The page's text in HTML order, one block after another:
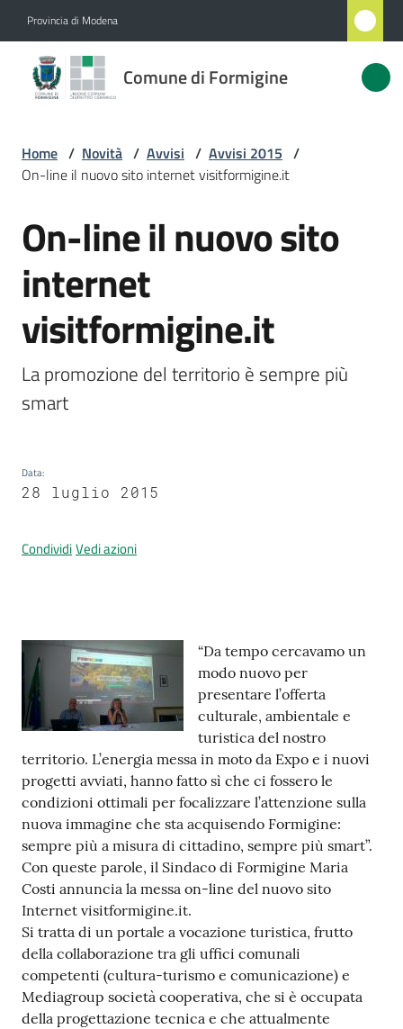
Provincia di Modena
Comune di Formigine
Comune
di
Novità
Servizi
Vivere
Formigine
Prenotazione
appuntamenti
A
t
a
M
e
e
o
Tutti
gli
argomenti...
Seguici
su
Home / Novità / Avvisi / Avvisi 2015 /
On-line il nuovo sito internet visitformigine.it
Salta al contenuto
On-line il nuovo sito
internet
visitformigine.it
La promozione del territorio è sempre più
smart
Data:
28 luglio 2015
CondividiVedi azioni
Contenuto
“Da tempo cercavamo un
modo nuovo per
presentare l’offerta
culturale, ambientale e
turistica del nostro
territorio. L’energia messa in moto da Expo e i nuovi
progetti avviati, hanno fatto sì che ci fossero le
condizioni ottimali per focalizzare l’attenzione sulla
nuova immagine che sta acquisendo Formigine:
sempre più a misura di cittadino, sempre più smart”.
Con queste parole, il Sindaco di Formigine Maria
Costi annuncia la messa on-line del nuovo sito
Internet visitformigine.it.
Si tratta di un portale a vocazione turistica, frutto
della collaborazione tra gli uffici comunali
competenti (cultura-turismo e comunicazione) e
Mediagroup società cooperativa, che si è occupata
della progettazione tecnica e che attualmente